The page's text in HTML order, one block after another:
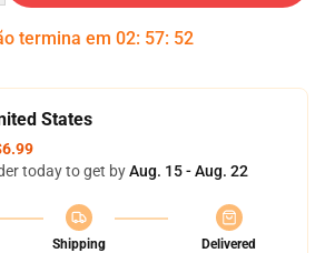
termina em 02: 57: 52
States
today to get byAug. 15 - Aug. 22
Shipping
Delivered